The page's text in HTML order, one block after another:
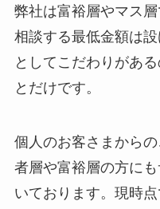
弊社は富裕層やマス層
相談する最低金額は
としてこだわりがあ
とだけです。
個人のお客さまから
者層や富裕層の方に
いております。現時